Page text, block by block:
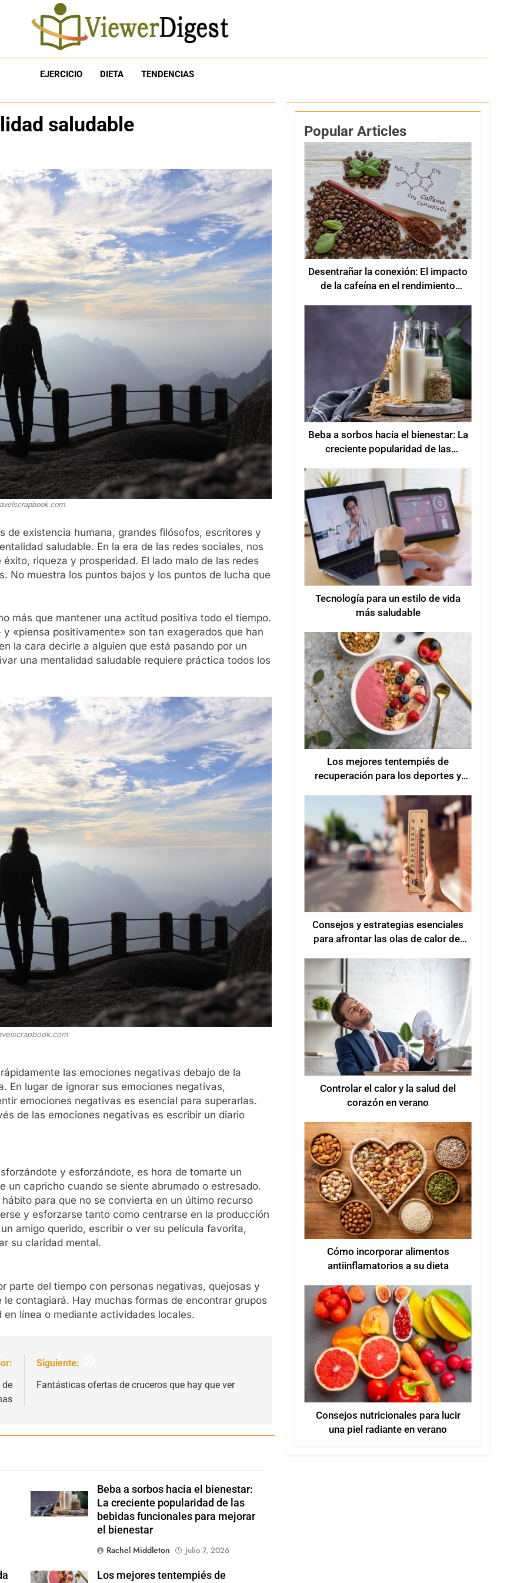
EJERCICIO DIETA TENDENCIAS
saludable
de existencia humana, grandes filósofos, escritores y
saludable. En la era de las redes sociales, nos
riqueza y prosperidad. El lado malo de las redes
No muestra los puntos bajos y los puntos de lucha que
más que mantener una actitud positiva todo el tiempo.
«piensa positivamente» son tan exagerados que han
la cara decirle a alguien que está pasando por un
una mentalidad saludable requiere práctica todos los
las emociones negativas debajo de la
En lugar de ignorar sus emociones negativas,
emociones negativas es esencial para superarlas.
de las emociones negativas es escribir un diario
y esforzándote, es hora de tomarte un
un capricho cuando se siente abrumado o estresado.
para que no se convierta en un último recurso
y esforzarse tanto como centrarse en la producción
amigo querido, escribir o ver su película favorita,
su claridad mental.
parte del tiempo con personas negativas, quejosas y
contagiará. Hay muchas formas de encontrar grupos
línea o mediante actividades locales.
Siguiente:
Fantásticas ofertas de cruceros que hay que ver
Shutterstock
Beba a sorbos hacia el bienestar:
La creciente popularidad de las
bebidas funcionales para mejorar
el bienestar
Rachel Middleton
Julio 7, 2026
Shutterstock Los mejores tentempiés de
Popular Articles
Desentrañar la conexión: El impacto
de la cafeína en el rendimiento
Beba a sorbos hacia el bienestar: La
creciente popularidad de las
Tecnología para un estilo de vida
más saludable
Los mejores tentempiés de
recuperación para los deportes y
Consejos y estrategias esenciales
para afrontar las olas de calor del
Controlar el calor y la salud del
corazón en verano
Cómo incorporar alimentos
antiinflamatorios a su dieta
Consejos nutricionales para lucir
una piel radiante en verano